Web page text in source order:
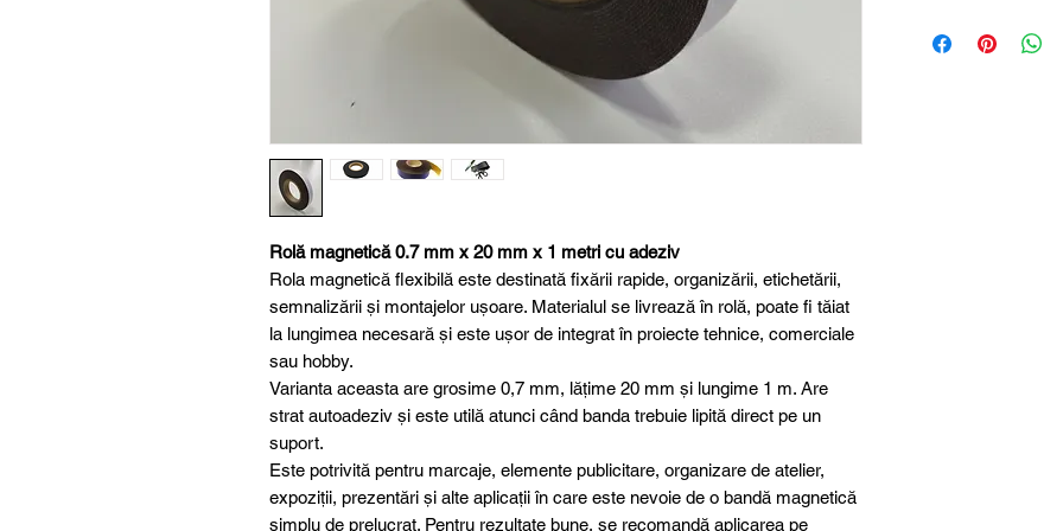
Rolă magnetică 0.7 mm x 20 mm x 1 metri cu adeziv
Rola magnetică flexibilă este destinată fixării rapide, organizării, etichetării,
semnalizării și montajelor ușoare. Materialul se livrează în rolă, poate fi tăiat
la lungimea necesară și este ușor de integrat în proiecte tehnice, comerciale
sau hobby.
Varianta aceasta are grosime 0,7 mm, lățime 20 mm și lungime 1 m. Are
strat autoadeziv și este utilă atunci când banda trebuie lipită direct pe un
suport.
Este potrivită pentru marcaje, elemente publicitare, organizare de atelier,
expoziții, prezentări și alte aplicații în care este nevoie de o bandă magnetică
simplu de prelucrat. Pentru rezultate bune, se recomandă aplicarea pe
Tip produs